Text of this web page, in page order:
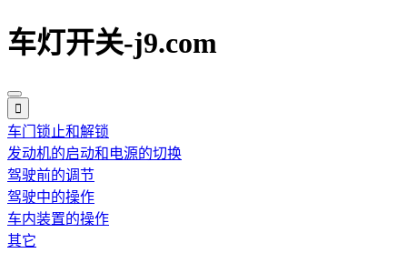
车灯开关-j9.com
车门锁止和解锁
发动机的启动和电源的切换
驾驶前的调节
驾驶中的操作
车内装置的操作
其它